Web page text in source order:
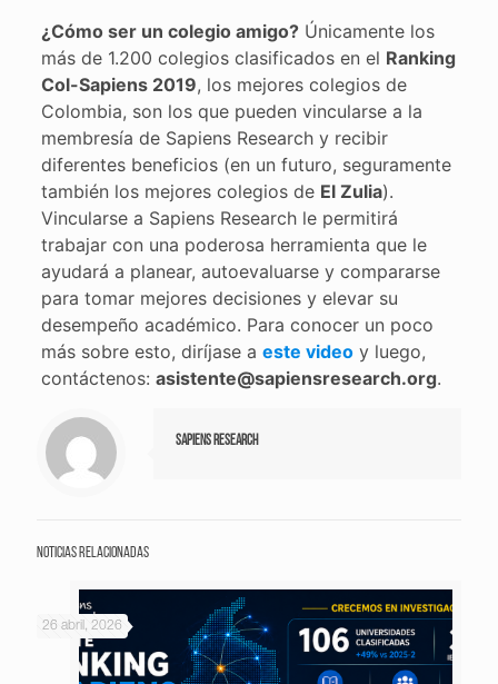
¿Cómo ser un colegio amigo?Únicamente los
más de 1.200 colegios clasificados en el Ranking
Col-Sapiens 2019, los mejores colegios de
Colombia, son los que pueden vincularse a la
membresía de Sapiens Research y recibir
diferentes beneficios (en un futuro, seguramente
también los mejores colegios de El Zulia).
Vincularse a Sapiens Research le permitirá
trabajar con una poderosa herramienta que le
ayudará a planear, autoevaluarse y compararse
para tomar mejores decisiones y elevar su
desempeño académico. Para conocer un poco
más sobre esto, diríjase a este videoy luego,
contáctenos: asistente@sapiensresearch.org.
Sapiens Research
Noticias relacionadas
26 abril, 2026